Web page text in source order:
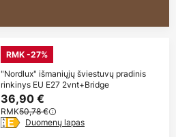
RMK -27%
"Nordlux" išmaniųjų šviestuvų pradinis
rinkinys EU E27 2vnt+Bridge
36,90 €
RMK50,78 €
Duomenų lapas